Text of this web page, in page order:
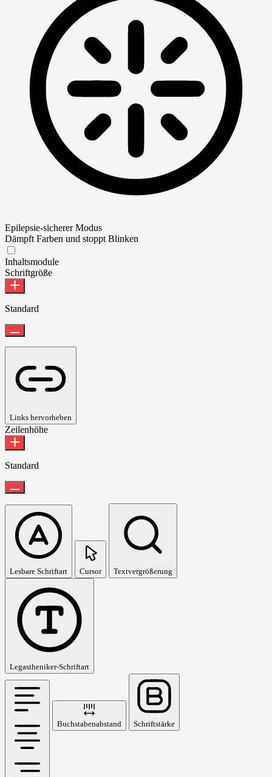
Epilepsie-sicherer Modus
Dämpft Farben und stoppt Blinken
Inhaltsmodule
Schriftgröße
Standard
Links hervorheben
Zeilenhöhe
Standard
Lesbare Schriftart Cursor Textvergrößerung
Legastheniker-Schriftart
Buchstabenabstand Schriftstärke